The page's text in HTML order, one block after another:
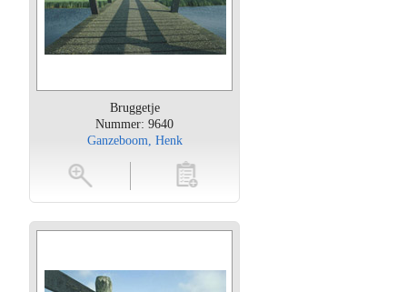
Bruggetje
Nummer: 9640
Ganzeboom, Henk
toevoegen